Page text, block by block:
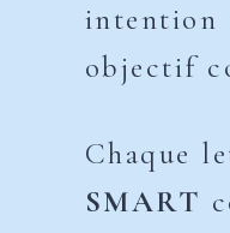
intention
objectif
Chaque
SMART